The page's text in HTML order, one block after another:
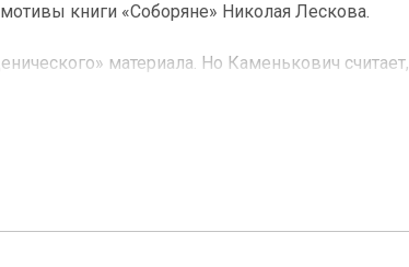
книги «Соборяне» Николая Лескова.
материала. Но Каменькович считает,
сложные тексты, и в этот раз не
героя, вокруг которого закручивается
само течение времени. Автор
мышление. А еще обличает двуличность